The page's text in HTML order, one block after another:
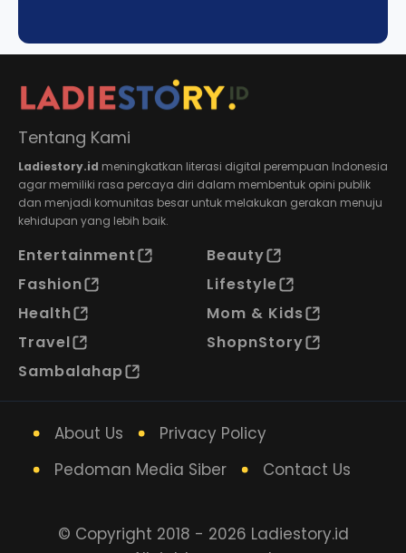
Tentang Kami
Ladiestory.id meningkatkan literasi digital perempuan Indonesia
agar memiliki rasa percaya diri dalam membentuk opini publik
dan menjadi komunitas besar untuk melakukan gerakan menuju
kehidupan yang lebih baik.
Entertainment
Beauty
Fashion
Lifestyle
Health
Mom & Kids
Travel
ShopnStory
Sambalahap
About Us
Privacy Policy
Pedoman Media Siber
Contact Us
© Copyright 2018 - 2026 Ladiestory.id